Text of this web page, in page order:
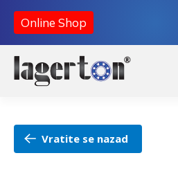
Online Shop
Početna
O nama
Vratite se nazad